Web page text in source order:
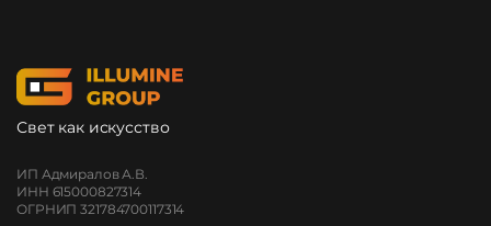
Свет как искусство
ИП Адмиралов А.В.
ИНН 615000827314
ОГРНИП 321784700117314